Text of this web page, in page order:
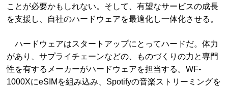
ことが必要かもしれない。そして、有望なサービスの成長
を支援し、自社のハードウェアを最適化し一体化させる。
ハードウェアはスタートアップにとってハードだ。体力
があり、サプライチェーンなどの、ものづくりの力と専門
性を有するメーカーがハードウェアを担当する。WF-
1000XにeSIMを組み込み、Spotifyの音楽ストリーミングを